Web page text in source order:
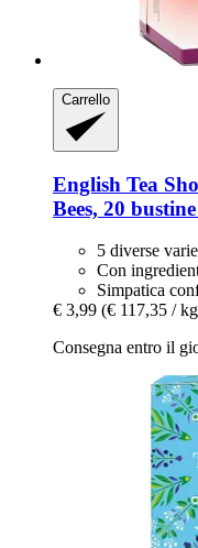
Carrello
English Tea
Bees, 20
5 diverse
Con
Simpatica
€ 3,99 (€ 117,35 /
Consegna entro il